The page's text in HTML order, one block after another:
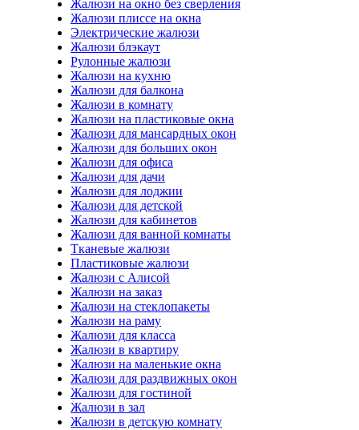
Жалюзи на окно без сверления
Жалюзи плиссе на окна
Электрические жалюзи
Жалюзи блэкаут
Рулонные жалюзи
Жалюзи на кухню
Жалюзи для балкона
Жалюзи в комнату
Жалюзи на пластиковые окна
Жалюзи для мансардных окон
Жалюзи для больших окон
Жалюзи для офиса
Жалюзи для дачи
Жалюзи для лоджии
Жалюзи для детской
Жалюзи для кабинетов
Жалюзи для ванной комнаты
Тканевые жалюзи
Пластиковые жалюзи
Жалюзи с Алисой
Жалюзи на заказ
Жалюзи на стеклопакеты
Жалюзи на раму
Жалюзи для класса
Жалюзи в квартиру
Жалюзи на маленькие окна
Жалюзи для раздвижных окон
Жалюзи для гостиной
Жалюзи в зал
Жалюзи в детскую комнату